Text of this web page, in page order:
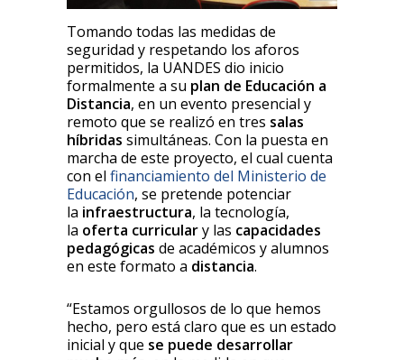
Tomando todas las medidas de
seguridad y respetando los aforos
permitidos, la UANDES dio inicio
formalmente a su plan de Educación a
Distancia, en un evento presencial y
remoto que se realizó en tres salas
híbridas simultáneas. Con la puesta en
marcha de este proyecto, el cual cuenta
con el financiamiento del Ministerio de
Educación, se pretende potenciar
la infraestructura, la tecnología,
la oferta curriculary las capacidades
pedagógicas de académicos y alumnos
en este formato a distancia.
“Estamos orgullosos de lo que hemos
hecho, pero está claro que es un estado
inicial y que se puede desarrollar